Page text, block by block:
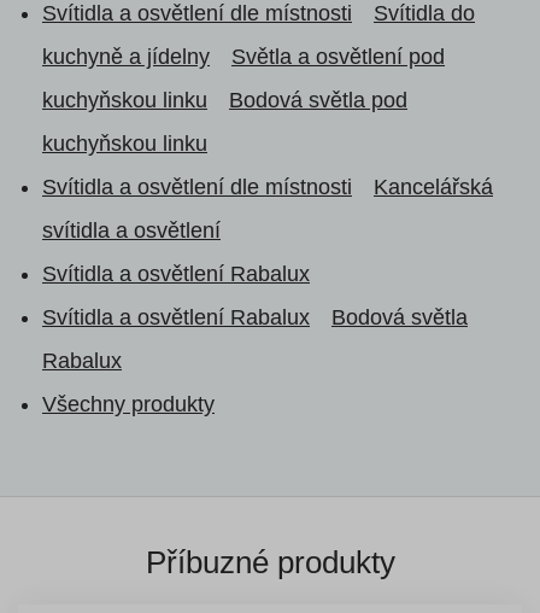
Svítidla a osvětlení dle místnosti
Svítidla do
kuchyně a jídelny
Světla a osvětlení pod
kuchyňskou linku
Bodová světla pod
kuchyňskou linku
Svítidla a osvětlení dle místnosti
Kancelářská
svítidla a osvětlení
Svítidla a osvětlení Rabalux
Svítidla a osvětlení Rabalux
Bodová světla
Rabalux
Všechny produkty
Příbuzné produkty